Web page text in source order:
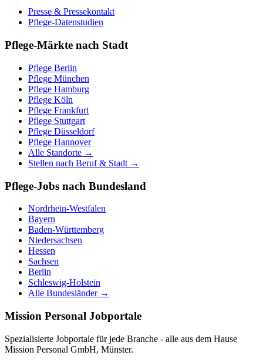
Presse & Pressekontakt
Pflege-Datenstudien
Pflege-Märkte nach Stadt
Pflege Berlin
Pflege München
Pflege Hamburg
Pflege Köln
Pflege Frankfurt
Pflege Stuttgart
Pflege Düsseldorf
Pflege Hannover
Alle Standorte →
Stellen nach Beruf & Stadt →
Pflege-Jobs nach Bundesland
Nordrhein-Westfalen
Bayern
Baden-Württemberg
Niedersachsen
Hessen
Sachsen
Berlin
Schleswig-Holstein
Alle Bundesländer →
Mission Personal Jobportale
Spezialisierte Jobportale für jede Branche - alle aus dem Hause
Mission Personal GmbH, Münster.